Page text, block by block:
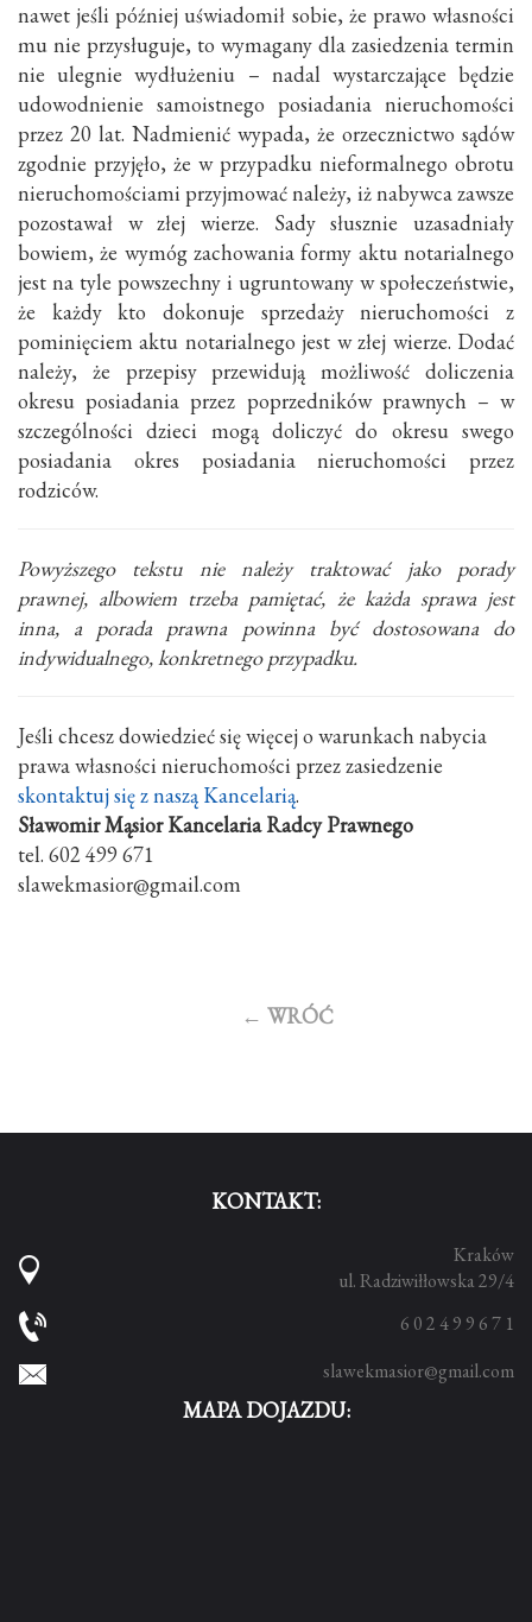
nawet jeśli później uświadomił sobie, że prawo własności
mu nie przysługuje, to wymagany dla zasiedzenia termin
nie ulegnie wydłużeniu – nadal wystarczające będzie
udowodnienie samoistnego posiadania nieruchomości
przez 20 lat. Nadmienić wypada, że orzecznictwo sądów
zgodnie przyjęło, że w przypadku nieformalnego obrotu
nieruchomościami przyjmować należy, iż nabywca zawsze
pozostawał w złej wierze. Sady słusznie uzasadniały
bowiem, że wymóg zachowania formy aktu notarialnego
jest na tyle powszechny i ugruntowany w społeczeństwie,
że każdy kto dokonuje sprzedaży nieruchomości z
pominięciem aktu notarialnego jest w złej wierze. Dodać
należy, że przepisy przewidują możliwość doliczenia
okresu posiadania przez poprzedników prawnych – w
szczególności dzieci mogą doliczyć do okresu swego
posiadania okres posiadania nieruchomości przez
rodziców.
Powyższego tekstu nie należy traktować jako porady
prawnej, albowiem trzeba pamiętać, że każda sprawa jest
inna, a porada prawna powinna być dostosowana do
indywidualnego, konkretnego przypadku.
Jeśli chcesz dowiedzieć się więcej o warunkach nabycia
prawa własności nieruchomości przez zasiedzenie
skontaktuj się z naszą Kancelarią.
Sławomir Mąsior Kancelaria Radcy Prawnego
tel. 602 499 671
slawekmasior@gmail.com
← WRÓĆ
KONTAKT:
Kraków
ul. Radziwiłłowska 29/4
6 0 2 4 9 9 6 7 1
slawekmasior@gmail.com
MAPA DOJAZDU: